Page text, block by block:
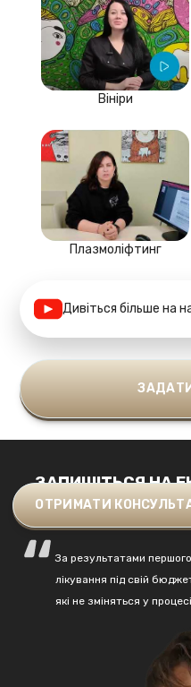
Вініри
Плазмоліфтинг
Дивіться більше на
ЗАПИШІТЬСЯ НА
За результатами
лікування під свій
які не зміняться у процесі
ОТРИМАТИ